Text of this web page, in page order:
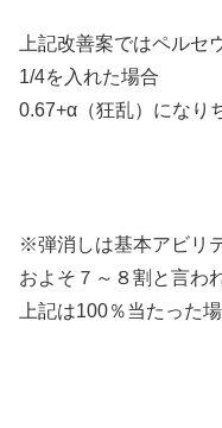
上記改善案ではペルセ
1/4を入れた場合
0.67+α（狂乱）になり
※弾消しは基本アビリ
およそ７～８割と言わ
上記は100％当たった